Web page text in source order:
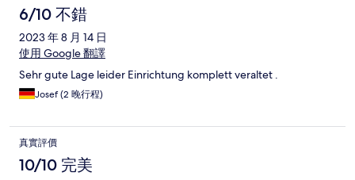
6/10 不錯
2023 年 8 月 14 日
使用 Google 翻譯
Sehr gute Lage leider Einrichtung komplett veraltet .
Josef (2 晚行程)
真實評價
10/10 完美